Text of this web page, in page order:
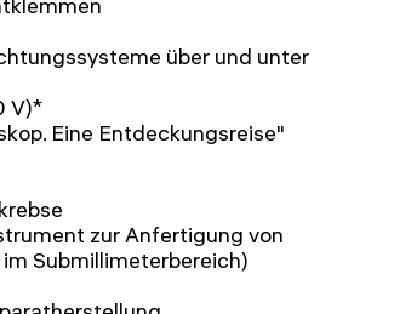
über und unter
V)*
Eine Entdeckungsreise"
zur Anfertigung von
Submillimeterbereich)